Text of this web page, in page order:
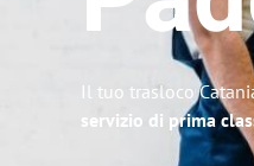
Il tuo trasloco
servizio di prima